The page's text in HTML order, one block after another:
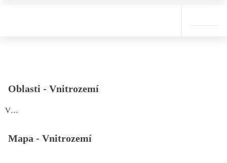
Oblasti - Vnitrozemí
Vnitrozemí
Mapa - Vnitrozemí